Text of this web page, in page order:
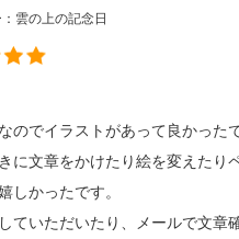
雲の上の記念日
のでイラストがあって良かったで
に文章をかけたり絵を変えたり
しかったです。
ていただいたり、メールで文章